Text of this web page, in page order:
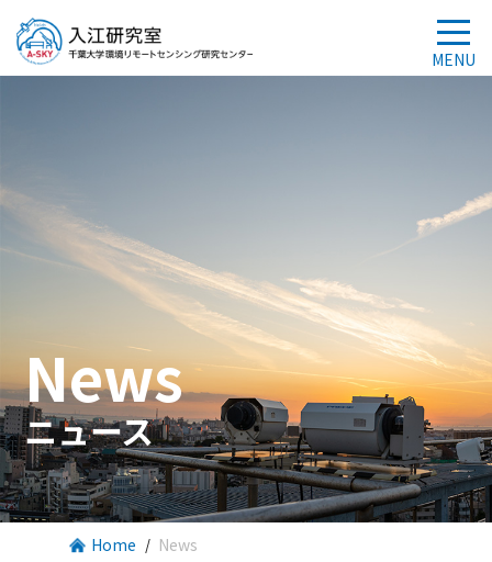
News
ニュース
Home News